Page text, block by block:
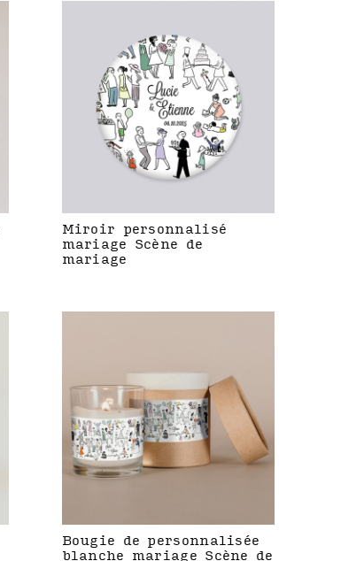
Miroir personnalisé
mariage Scène de
mariage
Bougie de personnalisée
blanche mariage Scène de